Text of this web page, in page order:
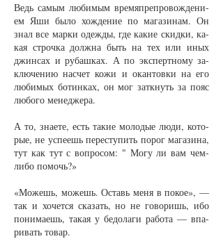
Ведь са­мым лю­би­мым вре­мяп­реп­ро­вож­де­ни­
ем Яши бы­ло хож­де­ние по ма­га­зи­нам. Он
знал все мар­ки одеж­ды, где ка­кие скид­ки, ка­
кая строч­ка долж­на быть на тех или иных
джин­сах и ру­баш­ках. А по экс­перт­но­му за­
клю­че­нию на­счет ко­жи и окан­тов­ки на его
лю­би­мых бо­тин­ках, он мог за­ткнуть за по­яс
лю­бо­го ме­нед­же­ра.
А то, зна­е­те, есть та­кие мо­ло­дые лю­ди, ко­то­
рые, не успе­ешь пе­ре­сту­пить по­рог ма­га­зи­на,
тут как тут с во­про­сом: " Мо­гу ли вам чем-
ли­бо по­мочь?»
«Мо­жешь, мо­жешь. Оставь ме­ня в по­кое», —
так и хо­чет­ся ска­зать, но не го­во­ришь, ибо
по­ни­ма­ешь, та­кая у бе­до­ла­ги ра­бо­та — впа­
ри­вать то­вар.